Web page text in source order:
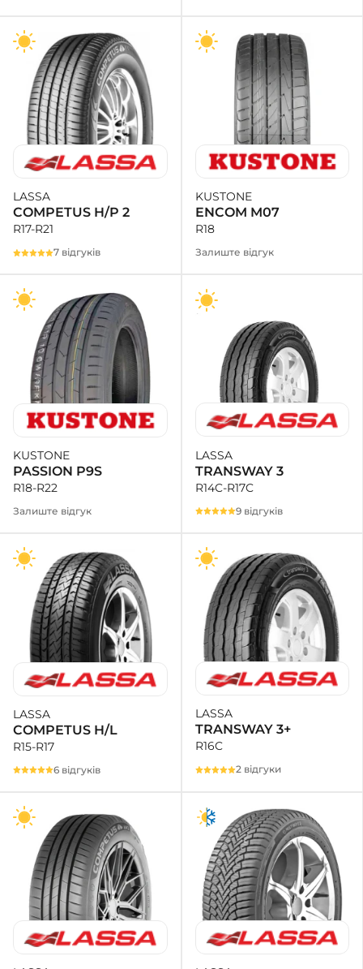
LASSA
COMPETUS H/P 2
R17-R21
7 відгуків
KUSTONE
ENCOM M07
R18
Залиште відгук
KUSTONE
PASSION P9S
R18-R22
Залиште відгук
LASSA
TRANSWAY 3
R14C-R17C
9 відгуків
LASSA
COMPETUS H/L
R15-R17
6 відгуків
LASSA
TRANSWAY 3+
R16C
2 відгуки